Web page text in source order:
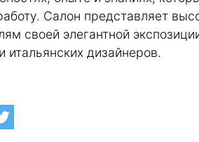
Салон представляет
своей элегантной
итальянских дизайнеров.